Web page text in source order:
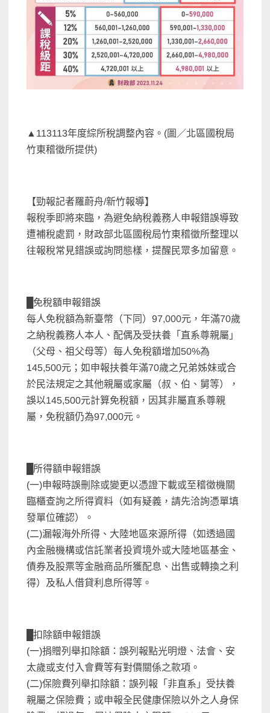
▲113113年度綜所稅調整內容。(圖／北區國稅局
竹東稽徵所提供)
【勁報記者羅蔚舟/新竹報導】
報稅季即將來臨，為避免納稅義務人申報錯誤導致
遭補稅處罰，財政部北區國稅局竹東稽徵所整理以
往報稅常見錯誤或詢問態樣，提醒民眾多加留意。
█免稅額申報錯誤
每人免稅額為新臺幣（下同）97,000元，年滿70歲
之納稅義務人本人、配偶及受扶養「直系尊親屬」
（父母、祖父母等）每人免稅額增加50%為
145,500元；如申報扶養年滿70歲之兄弟姊妹或合
於民法規定之其他親屬或家屬（叔、伯、舅等），
誤以145,500元計算免稅額，因其非屬直系尊親
屬，免稅額仍為97,000元。
█所得額申報錯誤
(一)申報時誤刪除或變更以憑證下載或至稽徵機關
臨櫃查詢之所得資料（如有疑義，請先洽詢憑單填
發單位確認）。
(二)漏報海外所得、大陸地區來源所得（如透過國
內金融機構或信託業者投資境外或大陸地區基金、
債券及股票等金融商品所獲配息、出售或轉換之利
得）及私人借貸利息所得等。
█扣除額申報錯誤
(一)捐贈列舉扣除額：誤列報點光明燈、法會、安
太歲或支付入會費等有對價關係之款項。
(二)保險費列舉扣除額：誤列報「非直系」受扶養
親屬之保險費；或申報全民健康保險以外之人身保